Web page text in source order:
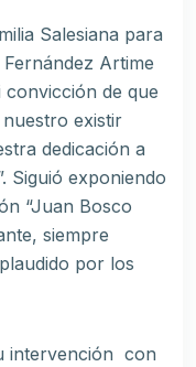
Salesiana para
Artime
convicción de que
existir
dedicación a
Siguió exponiendo
“Juan Bosco
siempre
por los
intervención con